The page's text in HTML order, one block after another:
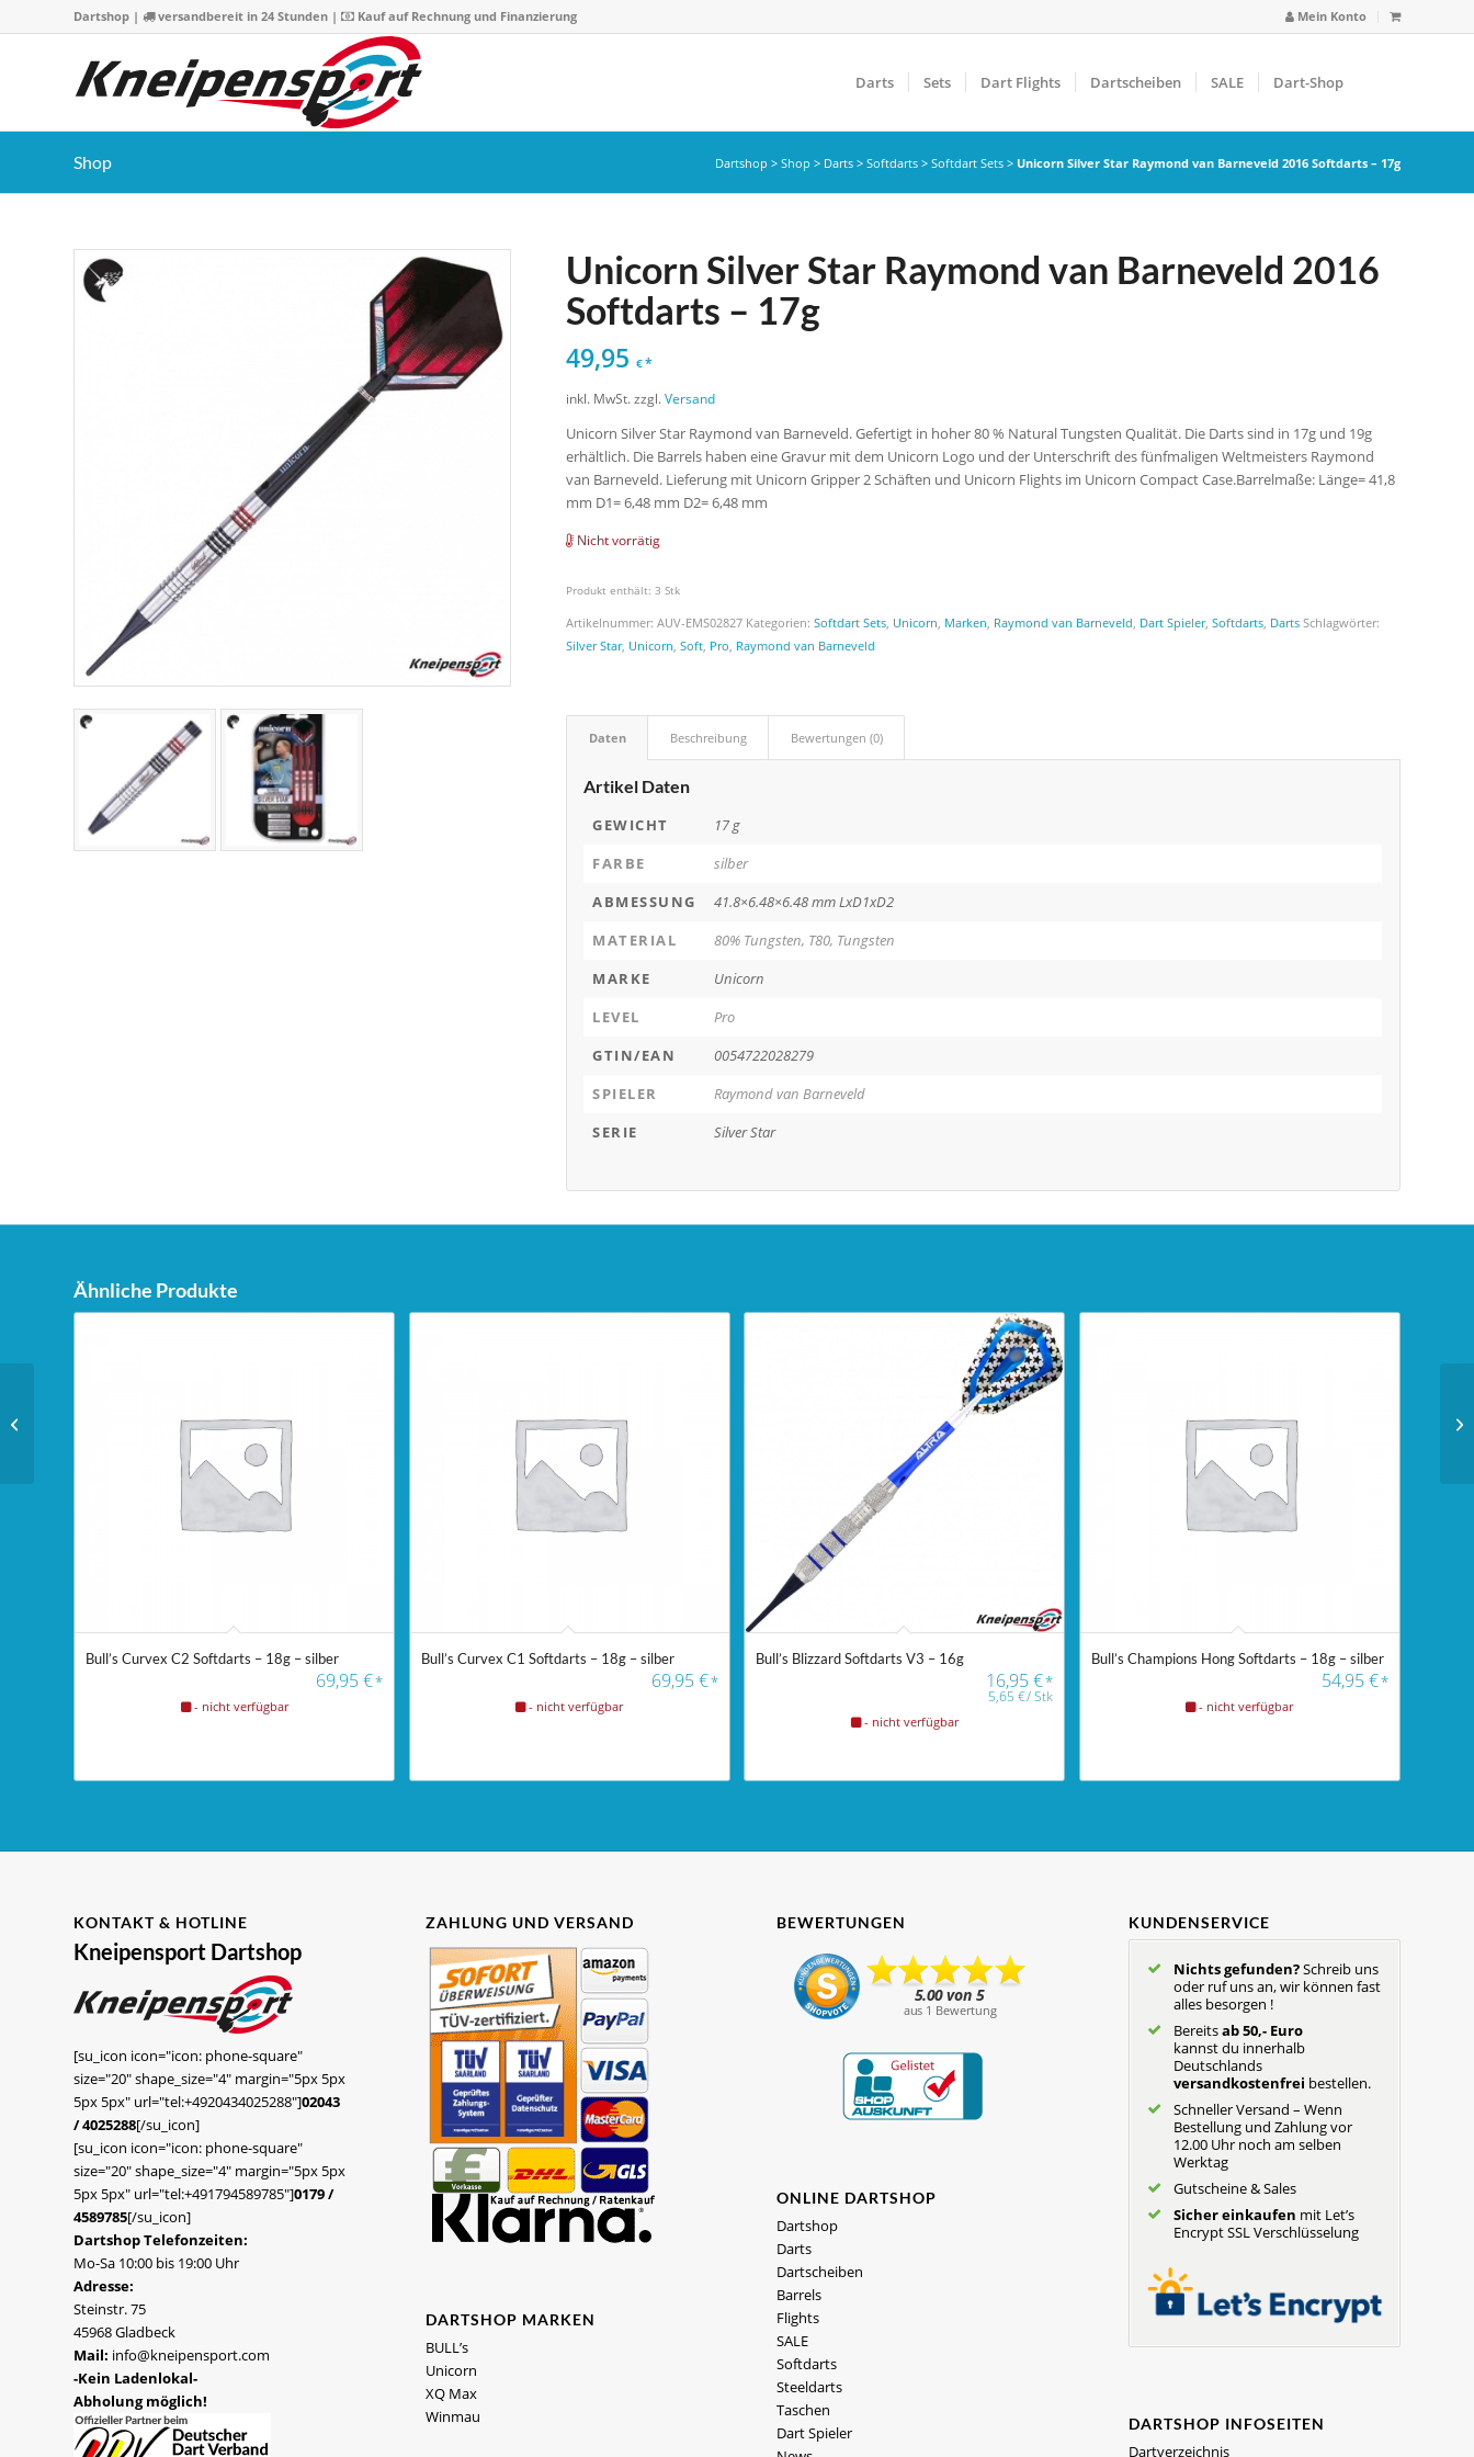
Mein Konto
Dartshop | versandbereit in 24 Stunden | Kauf auf Rechnung und Finanzierung
Darts Sets Dart Flights Dartscheiben SALE Dart-Shop
Shop Dartshop > Shop > Darts > Softdarts > Softdart Sets > Unicorn Silver Star Raymond van Barneveld 2016 Softdarts – 17g
Unicorn Silver Star Raymond van Barneveld 2016
Softdarts – 17g
49,95€*
inkl. MwSt. zzgl.Versand
Unicorn Silver Star Raymond van Barneveld. Gefertigt in hoher 80 % Natural Tungsten Qualität. Die Darts sind in 17g und 19g
erhältlich. Die Barrels haben eine Gravur mit dem Unicorn Logo und der Unterschrift des fünfmaligen Weltmeisters Raymond
van Barneveld. Lieferung mit Unicorn Gripper 2 Schäften und Unicorn Flights im Unicorn Compact Case.Barrelmaße: Länge= 41,8
mm D1= 6,48 mm D2= 6,48 mm
Nicht vorrätig
Produkt enthält: 3Stk
Artikelnummer:AUV-EMS02827 Kategorien:Softdart Sets, Unicorn, Marken, Raymond van Barneveld, Dart Spieler,Softdarts, Darts Schlagwörter:
Silver Star, Unicorn,Soft, Pro, Raymond van Barneveld
Daten Beschreibung Bewertungen (0)
Artikel Daten
GEWICHT
17 g
FARBE
silber
ABMESSUNG
41.8×6.48×6.48 mm LxD1xD2
MATERIAL
80% Tungsten, T80, Tungsten
MARKE
Unicorn
LEVEL
Pro
GTIN/EAN
0054722028279
SPIELER
Raymond van Barneveld
SERIE
Silver Star
Ähnliche Produkte
Bull’s Curvex C2 Softdarts – 18g – silber
69,95€*
- nicht verfügbar
Bull’s Curvex C1 Softdarts – 18g – silber
69,95€*
- nicht verfügbar
Bull’s Blizzard Softdarts V3 – 16g
16,95€*
5,65€/Stk
- nicht verfügbar
Bull’s Champions Hong Softdarts – 18g – silber
54,95€*
- nicht verfügbar
KONTAKT & HOTLINE
Kneipensport Dartshop
[su_icon icon="icon: phone-square"
size="20" shape_size="4" margin="5px 5px
5px 5px" url="tel:+4920434025288"]02043
/ 4025288[/su_icon]
[su_icon icon="icon: phone-square"
size="20" shape_size="4" margin="5px 5px
5px 5px" url="tel:+491794589785"]0179 /
4589785[/su_icon]
Dartshop Telefonzeiten:
Mo-Sa 10:00 bis 19:00 Uhr
Adresse:
Steinstr. 75
45968 Gladbeck
Mail: info@kneipensport.com
-Kein Ladenlokal-
Abholung möglich!
ZAHLUNG UND VERSAND
DARTSHOP MARKEN
BULL’s
Unicorn
XQ Max
Winmau
BEWERTUNGEN
ONLINE DARTSHOP
Dartshop
Darts
Dartscheiben
Barrels
Flights
SALE
Softdarts
Steeldarts
Taschen
Dart Spieler
KUNDENSERVICE
Nichts gefunden?Schreib uns
oder ruf uns an, wir können fast
alles besorgen !
Bereitsab 50,- Euro
kannst du innerhalb
Deutschlands
versandkostenfrei bestellen.
Schneller Versand – Wenn
Bestellung und Zahlung vor
12.00 Uhr noch am selben
Werktag
Gutscheine & Sales
Sicher einkaufen mit Let’s
Encrypt SSL Verschlüsselung
DARTSHOP INFOSEITEN
Dartverzeichnis
Super Pro Steeldarts –